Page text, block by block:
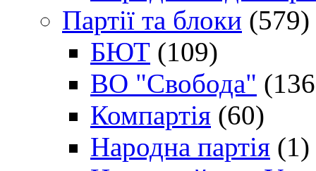
Партії та блоки (579)
БЮТ (109)
ВО "Свобода"
Компартія (60)
Народна партія (1)